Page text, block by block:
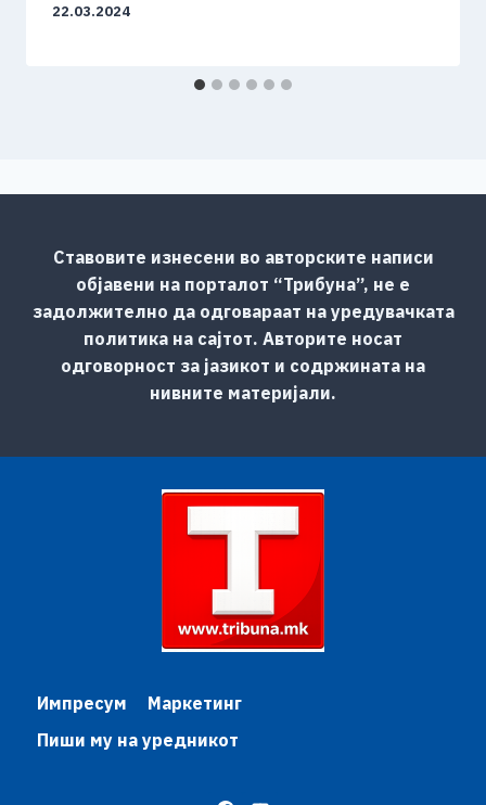
22.03.2024
Ставовите изнесени во авторските написи
објавени на порталот “Трибуна”, не е
задолжително да одговараат на уредувачката
политика на сајтот. Авторите носат
одговорност за јазикот и содржината на
нивните материјали.
Импресум
Маркетинг
Пиши му на уредникот